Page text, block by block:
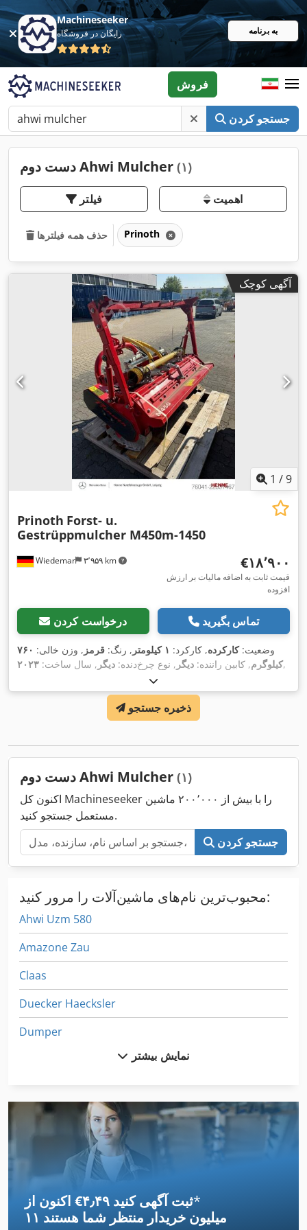
Machineseeker
رایگان در فروشگاه به برنامه
جستجو کردن
فروش
دست دوم Ahwi Mulcher (۱)
فیلتر اهمیت
حذف همه فیلترها Prinoth
آگهی کوچک
1 /9
Wiedemar ۳٬۹۵۹ km
Prinoth Forst- u.
Gestrüppmulcher M450m-1450
‎€۱۸٬۹۰۰
قیمت ثابت به اضافه مالیات بر ارزش
افزوده
درخواست کردن تماس بگیرید
وضعیت:کارکرده, کارکرد: ۱ کیلومتر , رنگ: قرمز , وزن خالی: ۷۶۰
کیلوگرم, کابین راننده: دیگر , نوع چرخ‌دنده: دیگر , سال ساخت: ۲۰۲۳ ,
ذخیره جستجو
دست دوم Ahwi Mulcher (۱)
اکنون کل Machineseeker را با بیش از ۲۰۰٬۰۰۰ ماشین
مستعمل جستجو کنید.
جستجو کردن
محبوب‌ترین نام‌های ماشین‌آلات را مرور کنید:
Ahwi Uzm 580
Amazone Zau
Claas
Duecker Haecksler
Dumper
Iseki Sf 303
Jcb 410
Jcb 426 Agri
نمایش بیشتر
اکنون از ‎€۴٫۴۹ ثبت آگهی کنید*
۱۱ میلیون خریدار منتظر شما هستند